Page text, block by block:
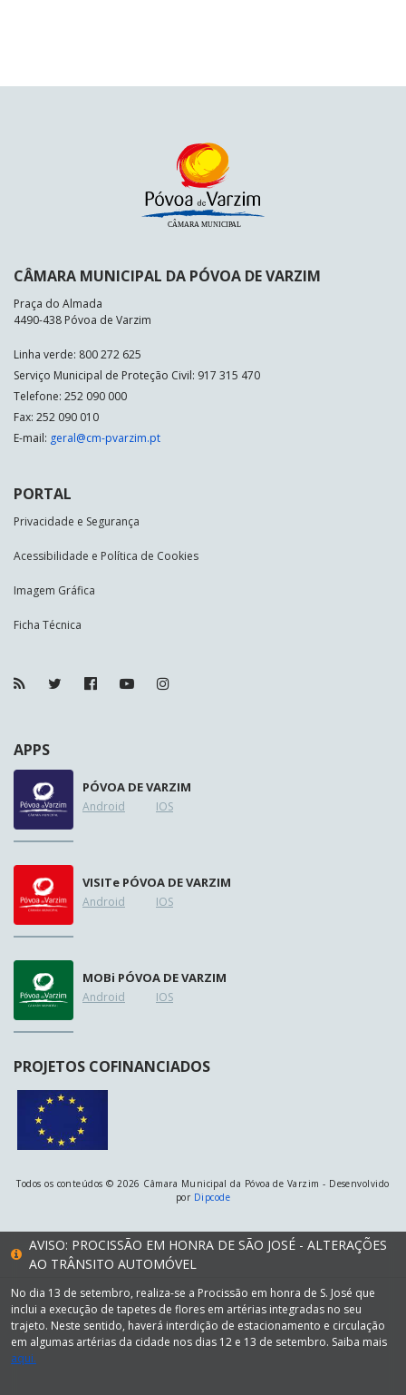
CÂMARA MUNICIPAL DA PÓVOA DE VARZIM
Praça do Almada
4490-438 Póvoa de Varzim
Linha verde: 800 272 625
Serviço Municipal de Proteção Civil: 917 315 470
Telefone: 252 090 000
Fax: 252 090 010
E-mail: geral@cm-pvarzim.pt
PORTAL
Privacidade e Segurança
Acessibilidade e Política de Cookies
Imagem Gráfica
Ficha Técnica
APPS
PÓVOA DE VARZIM
Android IOS
VISITe PÓVOA DE VARZIM
Android IOS
MOBi PÓVOA DE VARZIM
Android IOS
PROJETOS COFINANCIADOS
Todos os conteúdos © 2026 Câmara Municipal da Póvoa de Varzim - Desenvolvido
por Dipcode
AVISO: PROCISSÃO EM HONRA DE SÃO JOSÉ - ALTERAÇÕES
AO TRÂNSITO AUTOMÓVEL
No dia 13 de setembro, realiza-se a Procissão em honra de S. José que
inclui a execução de tapetes de flores em artérias integradas no seu
trajeto. Neste sentido, haverá interdição de estacionamento e circulação
em algumas artérias da cidade nos dias 12 e 13 de setembro. Saiba mais
aqui.